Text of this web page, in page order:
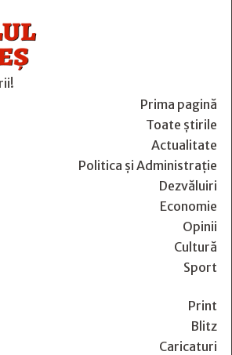
Prima pagină
Toate știrile
Actualitate
Politica și Administrație
Dezvăluiri
Economie
Opinii
Cultură
Sport
Print
Blitz
Caricaturi